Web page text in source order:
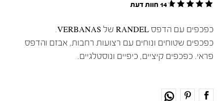
14 חוות דעת
כפכפים עם הדפס RANDEL של VERBANAS.
כפכפים שטוחים ונוחים עם רצועות רחבות, אבזם והדפס
פראי. כפכפים קיציים, כיפיים ונוסטלגיים.